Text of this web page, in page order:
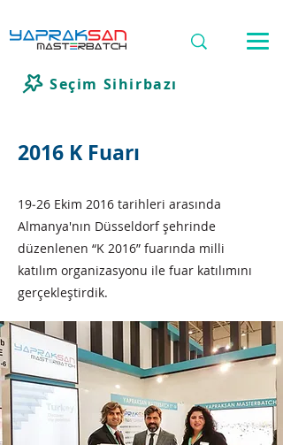
Seçim Sihirbazı
2016 K Fuarı
19‐26 Ekim 2016 tarihleri arasında
Almanya'nın Düsseldorf şehrinde
düzenlenen “K 2016” fuarında milli
katılım organizasyonu ile fuar katılımını
gerçekleştirdik.